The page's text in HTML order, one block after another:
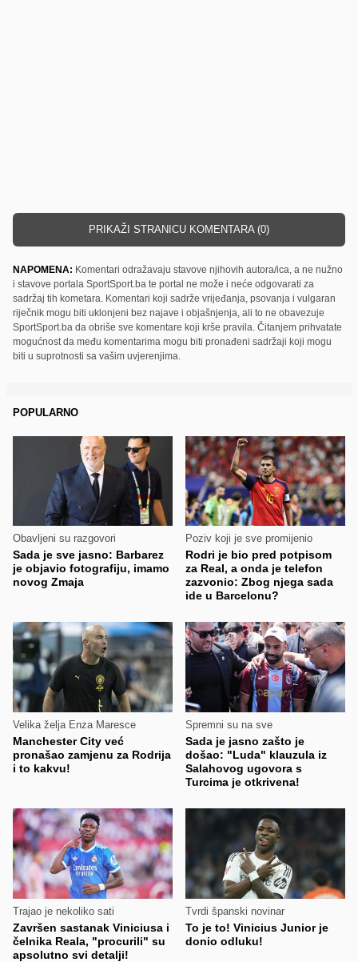
PRIKAŽI STRANICU KOMENTARA (0)
NAPOMENA: Komentari odražavaju stavove njihovih autora/ica, a ne nužno
i stavove portala SportSport.ba te portal ne može i neće odgovarati za
sadržaj tih kometara. Komentari koji sadrže vrijeđanja, psovanja i vulgaran
riječnik mogu biti uklonjeni bez najave i objašnjenja, ali to ne obavezuje
SportSport.ba da obriše sve komentare koji krše pravila. Čitanjem prihvatate
mogućnost da među komentarima mogu biti pronađeni sadržaji koji mogu
biti u suprotnosti sa vašim uvjerenjima.
POPULARNO
Obavljeni su razgovori
Sada je sve jasno: Barbarez
je objavio fotografiju, imamo
novog Zmaja
Poziv koji je sve promijenio
Rodri je bio pred potpisom
za Real, a onda je telefon
zazvonio: Zbog njega sada
ide u Barcelonu?
Velika želja Enza Maresce
Manchester City već
pronašao zamjenu za Rodrija
i to kakvu!
Spremni su na sve
Sada je jasno zašto je
došao: "Luda" klauzula iz
Salahovog ugovora s
Turcima je otkrivena!
Trajao je nekoliko sati
Završen sastanak Viniciusa i
čelnika Reala, "procurili" su
apsolutno svi detalji!
Tvrdi španski novinar
To je to! Vinicius Junior je
donio odluku!